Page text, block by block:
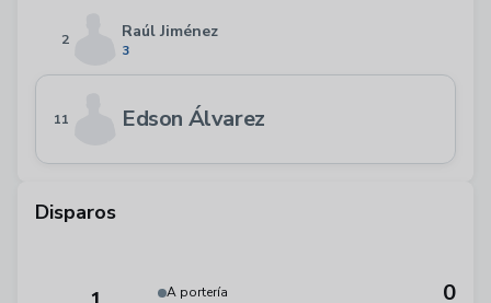
2 Raúl Jiménez
3
11 Edson Álvarez
Disparos
A portería 0